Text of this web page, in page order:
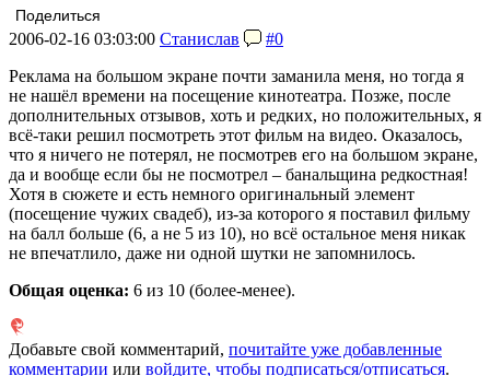
Поделиться
2006-02-16 03:03:00 Станислав
#0
Реклама на большом экране почти заманила меня, но тогда я
не нашёл времени на посещение кинотеатра. Позже, после
дополнительных отзывов, хоть и редких, но положительных, я
всё-таки решил посмотреть этот фильм на видео. Оказалось,
что я ничего не потерял, не посмотрев его на большом экране,
да и вообще если бы не посмотрел – банальщина редкостная!
Хотя в сюжете и есть немного оригинальный элемент
(посещение чужих свадеб), из-за которого я поставил фильму
на балл больше (6, а не 5 из 10), но всё остальное меня никак
не впечатлило, даже ни одной шутки не запомнилось.
Общая оценка: 6 из 10 (более-менее).
Добавьте свой комментарий, почитайте уже добавленные
комментарии или войдите, чтобы подписаться/отписаться.